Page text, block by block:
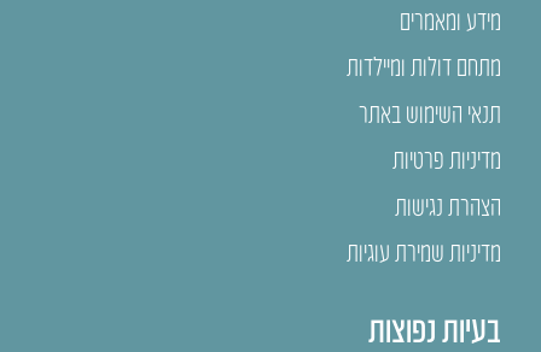
מידע ומאמרים
מתחם דולות ומיילדות
תנאי השימוש באתר
מדיניות פרטיות
הצהרת נגישות
מדיניות שמירת עוגיות
בעיות נפוצות